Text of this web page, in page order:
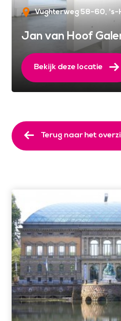
Vughterweg 58-60 's-
Jan van Hoof
Bekijk deze locatie
Terug naar het